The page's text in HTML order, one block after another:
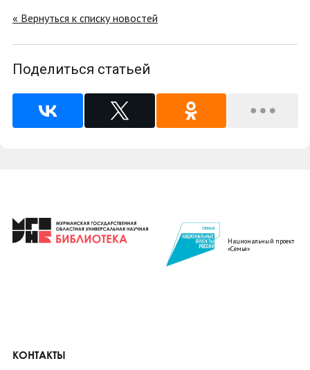
« Вернуться к списку новостей
Поделиться статьей
Национальный проект
«Семья»
КОНТАКТЫ